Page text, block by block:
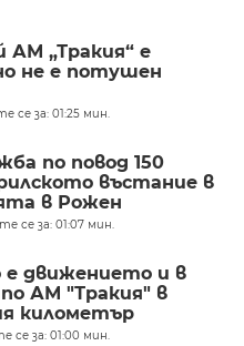
„Тракия“ е
не е потушен
се за: 01:25 мин.
по повод 150
въстание в
в Рожен
се за: 01:07 мин.
е движението и в
АМ "Тракия" в
километър
се за: 01:00 мин.